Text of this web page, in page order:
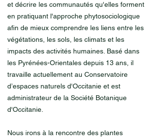
et décrire les communautés qu'elles forment
en pratiquant l'approche phytosociologique
afin de mieux comprendre les liens entre les
végétations, les sols, les climats et les
impacts des activités humaines. Basé dans
les Pyrénées-Orientales depuis 13 ans, il
travaille actuellement au Conservatoire
d’espaces naturels d'Occitanie et est
administrateur de la Société Botanique
d'Occitanie.
Nous irons à la rencontre des plantes